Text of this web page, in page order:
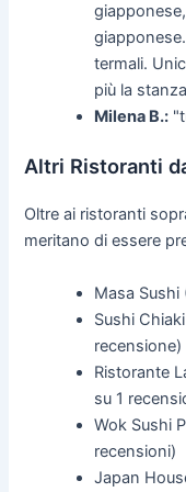
termali.
più la
Milena B.:
Altri Ristoranti
Oltre ai ristoranti
meritano di essere
Masa
Sushi
recensione)
Ristorante
su 1
Wok Sushi
recensioni)
Japan